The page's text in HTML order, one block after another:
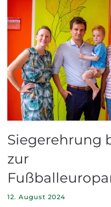
Siegerehrung
zur
12. August 2024